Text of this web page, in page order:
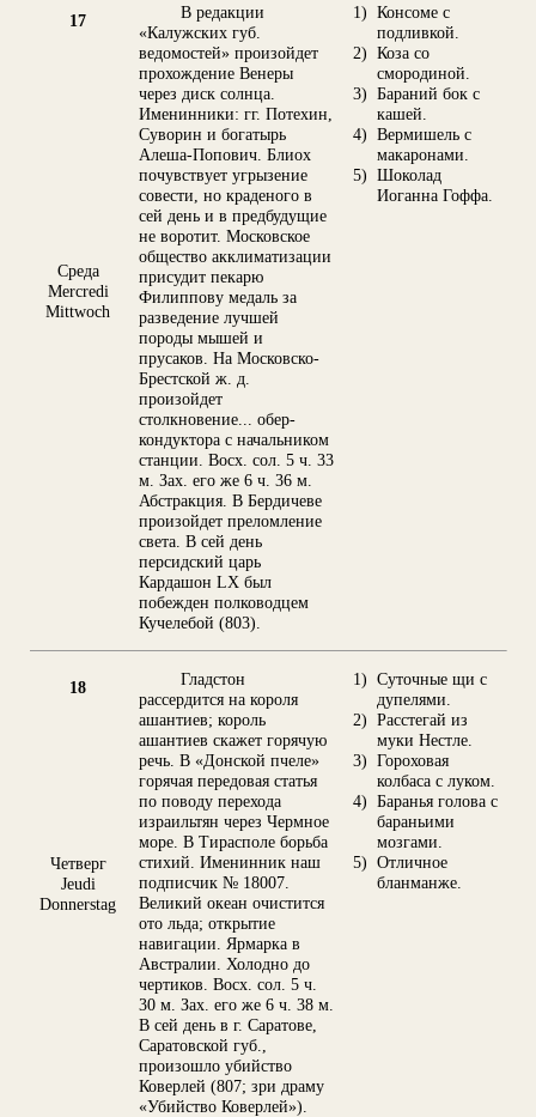
17
В редакции
«Калужских губ.
ведомостей» произойдет
прохождение Венеры
через диск солнца.
Именинники: гг. Потехин,
Суворин и богатырь
Алеша-Попович. Блиох
почувствует угрызение
совести, но краденого в
сей день и в предбудущие
не воротит. Московское
общество акклиматизации
присудит пекарю
Филиппову медаль за
разведение лучшей
породы мышей и
прусаков. На Московско-
Брестской ж. д.
произойдет
столкновение... обер-
кондуктора с начальником
станции. Восх. сол. 5 ч. 33
м. Зах. его же 6 ч. 36 м.
Абстракция. В Бердичеве
произойдет преломление
света. В сей день
персидский царь
Кардашон LX был
побежден полководцем
Кучелебой (803).
1) Консоме с
подливкой.
2) Коза со
смородиной.
3) Бараний бок с
кашей.
4) Вермишель с
макаронами.
5) Шоколад
Иоганна Гоффа.
Среда
Mercredi
Mittwoch
18
Гладстон
рассердится на короля
ашантиев; король
ашантиев скажет горячую
речь. В «Донской пчеле»
горячая передовая статья
по поводу перехода
израильтян через Чермное
море. В Тирасполе борьба
стихий. Именинник наш
подписчик № 18007.
Великий океан очистится
ото льда; открытие
навигации. Ярмарка в
Австралии. Холодно до
чертиков. Восх. сол. 5 ч.
30 м. Зах. его же 6 ч. 38 м.
В сей день в г. Саратове,
Саратовской губ.,
произошло убийство
Коверлей (807; зри драму
«Убийство Коверлей»).
1) Суточные щи с
дупелями.
2) Расстегай из
муки Нестле.
3) Гороховая
колбаса с луком.
4) Баранья голова с
бараньими
мозгами.
5) Отличное
бланманже.
Четверг
Jeudi
Donnerstag